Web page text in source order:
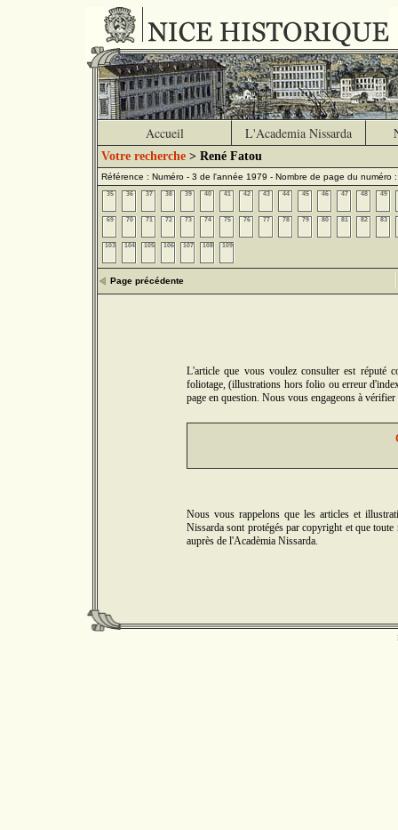
Accueil L'Academia Nissarda
Votre recherche > René Fatou
Référence : Numéro - 3 de l'année 1979 - Nombre de page du numéro
35 36 37 38 39 40 41 42 43 44 45 46 47 48 49
69 70 71 72 73 74 75 76 77 78 79 80 81 82 83
103 104 105 106 107 108 109
Page précédente
L'article que vous voulez consulter est réputé
foliotage, (illustrations hors folio ou erreur
page en question. Nous vous engageons à
Nous vous rappelons que les articles et
Nissarda sont protégés par copyright et que
auprès de l'Acadèmia Nissarda.